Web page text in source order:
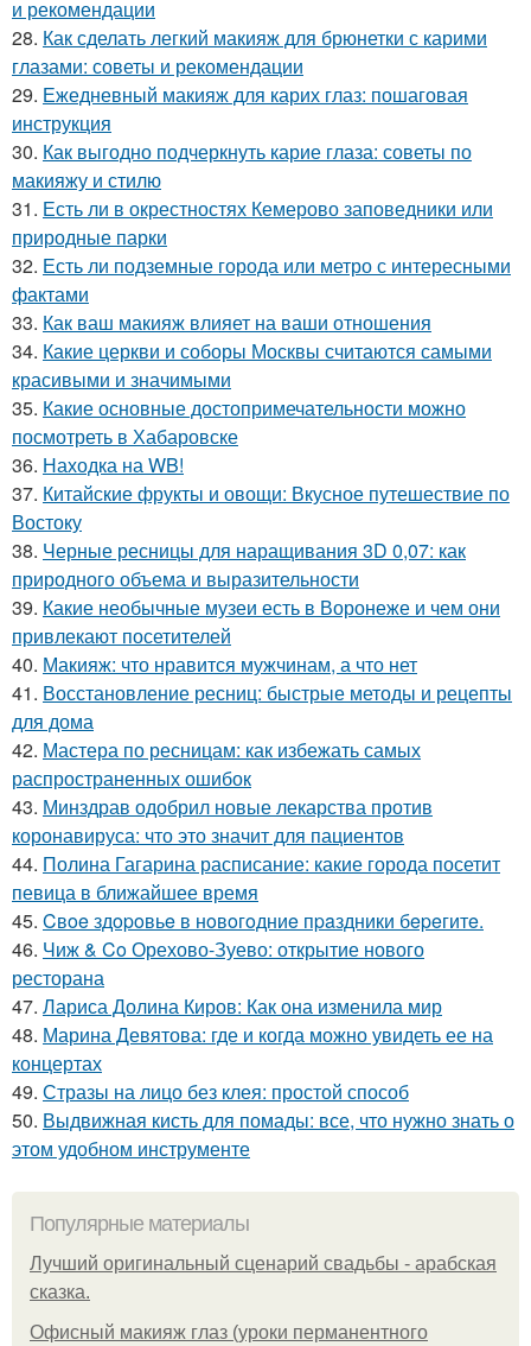
и рекомендации
28. Как сделать легкий макияж для брюнетки с карими
глазами: советы и рекомендации
29. Ежедневный макияж для карих глаз: пошаговая
инструкция
30. Как выгодно подчеркнуть карие глаза: советы по
макияжу и стилю
31. Есть ли в окрестностях Кемерово заповедники или
природные парки
32. Есть ли подземные города или метро с интересными
фактами
33. Как ваш макияж влияет на ваши отношения
34. Какие церкви и соборы Москвы считаются самыми
красивыми и значимыми
35. Какие основные достопримечательности можно
посмотреть в Хабаровске
36. Находка на WB!
37. Китайские фрукты и овощи: Вкусное путешествие по
Востоку
38. Черные ресницы для наращивания 3D 0,07: как
природного объема и выразительности
39. Какие необычные музеи есть в Воронеже и чем они
привлекают посетителей
40. Макияж: что нравится мужчинам, а что нет
41. Восстановление ресниц: быстрые методы и рецепты
для дома
42. Мастера по ресницам: как избежать самых
распространенных ошибок
43. Минздрав одобрил новые лекарства против
коронавируса: что это значит для пациентов
44. Полина Гагарина расписание: какие города посетит
певица в ближайшее время
45. Cвoe здopoвьe в нoвoгoдниe пpaздники бepeгитe.
46. Чиж & Co Орехово-Зуево: открытие нового
ресторана
47. Лариса Долина Киров: Как она изменила мир
48. Марина Девятова: где и когда можно увидеть ее на
концертах
49. Стразы на лицо без клея: простой способ
50. Выдвижная кисть для помады: все, что нужно знать о
этом удобном инструменте
Популярные материалы
Лучший оригинальный сценарий свадьбы - арабская
сказка.
Офисный макияж глаз (уроки перманентного